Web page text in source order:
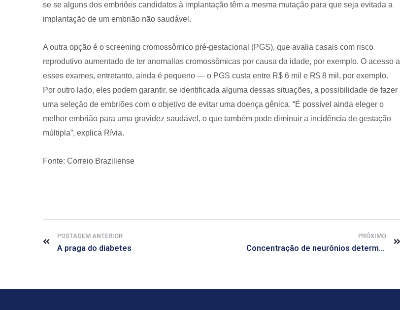
se se alguns dos embriões candidatos à implantação têm a mesma mutação para que seja evitada a
implantação de um embrião não saudável.
A outra opção é o screening cromossômico pré-gestacional (PGS), que avalia casais com risco
reprodutivo aumentado de ter anomalias cromossômicas por causa da idade, por exemplo. O acesso a
esses exames, entretanto, ainda é pequeno — o PGS custa entre R$ 6 mil e R$ 8 mil, por exemplo.
Por outro lado, eles podem garantir, se identificada alguma dessas situações, a possibilidade de fazer
uma seleção de embriões com o objetivo de evitar uma doença gênica. “É possível ainda eleger o
melhor embrião para uma gravidez saudável, o que também pode diminuir a incidência de gestação
múltipla”, explica Rívia.
Fonte: Correio Braziliense
POSTAGEM ANTERIOR
A praga do diabetes
PRÓXIMO
Concentração de neurônios determina tempo de sono